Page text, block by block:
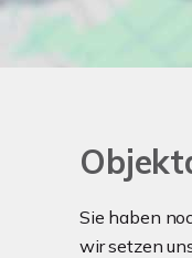
Sie haben
wir setzen